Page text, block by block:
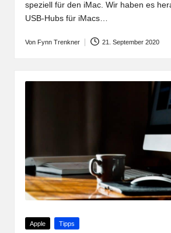
speziell für den iMac. Wir haben es
USB-Hubs für iMacs…
Posted
Von Fynn Trenkner 21. September 2020
Posted
Apple Tipps